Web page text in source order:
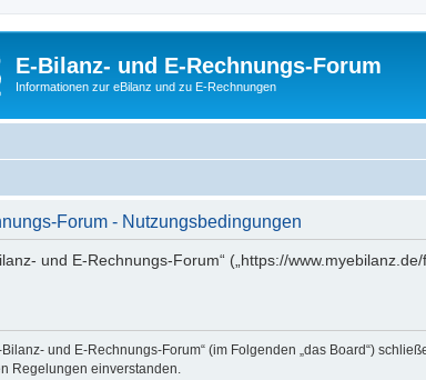
E-Bilanz- und E-Rechnungs-Forum
Informationen zur eBilanz und zu E-Rechnungen
Forum - Nutzungsbedingungen
und E-Rechnungs-Forum“ („https://
Bilanz- und E-Rechnungs-Forum“ (im Folgenden „das Board“)
Regelungen einverstanden.